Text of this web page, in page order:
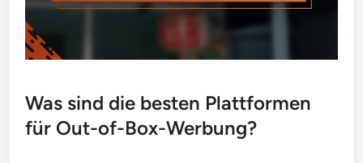
Was sind die besten Plattformen
für Out-of-Box-Werbung?